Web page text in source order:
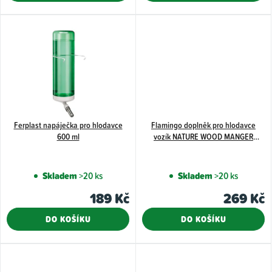
z
Ferplast napáječka pro hlodavce
600 ml
Skladem>20 ks
189 Kč
DO KOŠÍKU
Flamingo doplněk pro hlodavce
vozík NATURE WOOD MANGER
Skladem>20 ks
269 Kč
DO KOŠÍKU